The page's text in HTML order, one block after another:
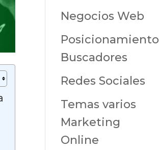
Negocios Web
Posicionamiento
Buscadores
Redes Sociales
Temas varios
Marketing
Online